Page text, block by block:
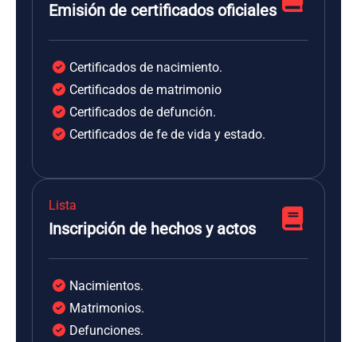
Emisión de certificados oficiales
Certificados de nacimiento.
Certificados de matrimonio
Certificados de defunción.
Certificados de fe de vida y estado.
Lista
Inscripción de hechos y actos
Nacimientos.
Matrimonios.
Defunciones.